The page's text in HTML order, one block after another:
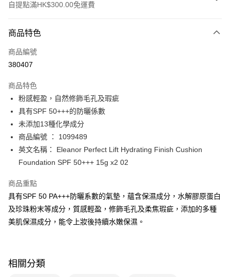
自提點滿HK$300.00免運費
信用卡
Apple Pay
PayMe
WeChat Pay
BoC Pay
送貨方式
每筆HK$65.00，滿HK$300.00或以上免運費
順豐站及營業點 - 確認發貨後1-3個工作天送達
每筆HK$65.00，滿HK$300.00或以上免運費
每筆HK$65.00，滿HK$300.00或以上免運費
商品特色
商品編號
380407
商品特色
粉感輕盈，自然修飾毛孔及瑕疵
具有SPF 50+++的防曬係數
未添加13種化學成分
商品編號 ： 1099489
英文名稱： Eleanor Perfect Lift Hydrating Finish Cushion
Foundation SPF 50+++ 15g x2 02
商品重點
具有SPF 50 PA+++防曬系數的氣墊，蘊含保濕成分，水解膠原蛋白
及珍珠粉末等成分，質感輕盈，修飾毛孔及柔焦瑕疵，添加的多種
美肌保濕成分，能令上妝後持續水嫩保濕。
相關分類